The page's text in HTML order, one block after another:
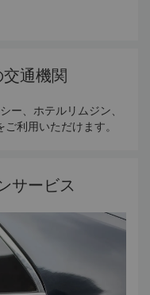
通機関
ー、ホテルリムジン、
利用いただけます。
サービス